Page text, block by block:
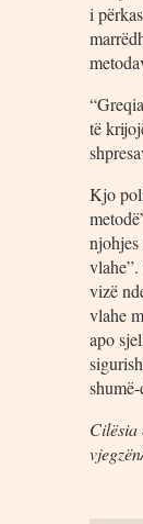
i
të
Kjo
njohjes
vizë
vlahe
apo
Cilësia